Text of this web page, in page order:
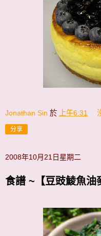
Jonathan Sin 於 上午6:31
分享
2008年10月21日星期二
食譜 ~【豆豉鯪魚油